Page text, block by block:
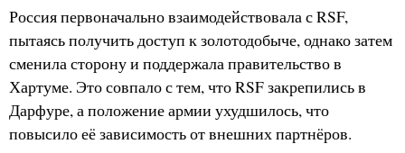
Россия первоначально взаимодействовала с RSF,
пытаясь получить доступ к золотодобыче, однако затем
сменила сторону и поддержала правительство в
Хартуме. Это совпало с тем, что RSF закрепились в
Дарфуре, а положение армии ухудшилось, что
повысило её зависимость от внешних партнёров.